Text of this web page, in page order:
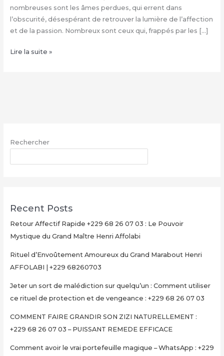
nombreuses sont les âmes perdues, qui errent dans
l’obscurité, désespérant de retrouver la lumière de l’affection
et de la passion. Nombreux sont ceux qui, frappés par les […]
Rituel
|
68260703
Lire la suite »
Rechercher
Recent Posts
Retour Affectif Rapide +229 68 26 07 03 : Le Pouvoir
Mystique du Grand Maître Henri Affolabi
Rituel d’Envoûtement Amoureux du Grand Marabout Henri
AFFOLABI | +229 68260703
Jeter un sort de malédiction sur quelqu’un : Comment utiliser
ce rituel de protection et de vengeance : +229 68 26 07 03
COMMENT FAIRE GRANDIR SON ZIZI NATURELLEMENT :
+229 68 26 07 03 – PUISSANT REMEDE EFFICACE
Comment avoir le vrai portefeuille magique – WhatsApp : +229